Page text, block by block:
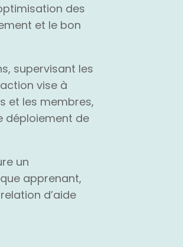
des
et le bon
supervisant les
vise à
et les membres,
déploiement de
un
apprenant,
d’aide